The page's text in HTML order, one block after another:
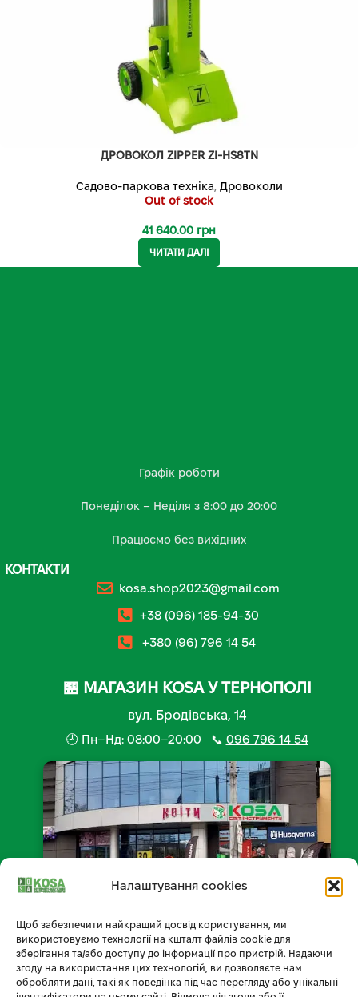
Налаштування cookies
Щоб забезпечити найкращий досвід користування, ми
використовуємо технології на кшталт файлів cookie для
зберігання та/або доступу до інформації про пристрій. Надаючи
згоду на використання цих технологій, ви дозволяєте нам
обробляти дані, такі як поведінка під час перегляду або унікальні
ДРОВОКОЛ ZIPPER ZI-HS8TN
Садово-паркова техніка, Дровоколи
Out of stock
41 640.00 грн
ЧИТАТИ ДАЛІ
Графік роботи
Понеділок – Неділя з 8:00 до 20:00
Працюємо без вихідних
КОНТАКТИ
kosa.shop2023@gmail.com
+38 (096) 185-94-30
+380 (96) 796 14 54
🏪 МАГАЗИН KOSA У ТЕРНОПОЛІ
вул. Бродівська, 14
🕘 Пн–Нд: 08:00–20:00 📞 096 796 14 54
📍 Відкрити на мапі